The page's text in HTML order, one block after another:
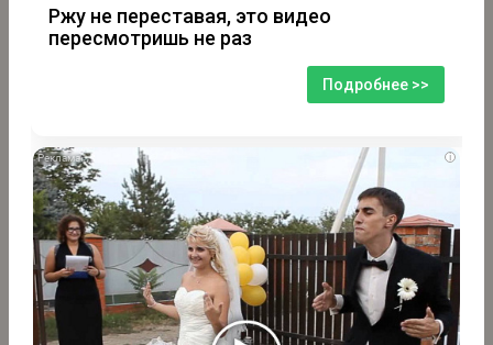
Ржу не переставая, это видео
пересмотришь не раз
Подробнее >>
i